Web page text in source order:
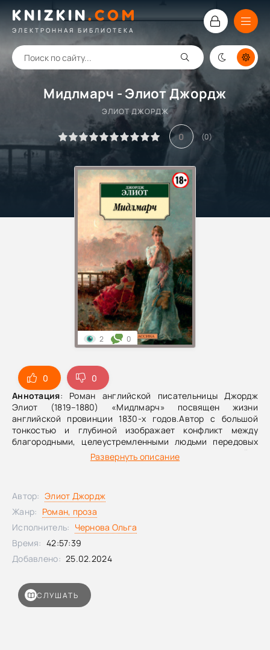
KNIZKIN.COM
ЭЛЕКТРОННАЯ БИБЛИОТЕКА
Мидлмарч - Элиот Джордж
ЭЛИОТ ДЖОРДЖ
0 (0)
0
0
Аннотация: Роман английской писательницы Джордж
Элиот (1819–1880) «Мидлмарч» посвящен жизни
английской провинции 1830-х годов.Автор с большой
тонкостью и глубиной изображает конфликт между
благородными, целеустремленными людьми передовых
взглядов и тупым, ханжеским обществом стяжателей и
Развернуть описание
2 0
СЛУШАТЬ
Автор: Элиот Джордж
Жанр: Роман, проза
Исполнитель: Чернова Ольга
Время: 42:57:39
Добавлено: 25.02.2024